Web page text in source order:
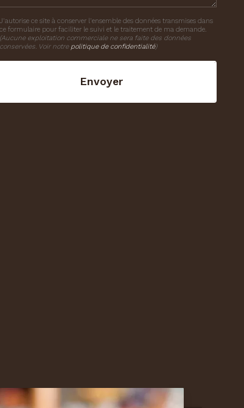
J'autorise ce site à conserver l'ensemble des données transmises dans
ce formulaire pour faciliter le suivi et le traitement de ma demande.
(Aucune exploitation commerciale ne sera faite des données
conservées. Voir notre politique de confidentialité)